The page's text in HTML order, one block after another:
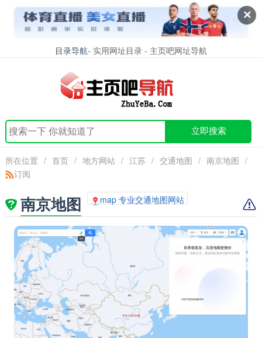
✕
目录导航- 实用网址目录 - 主页吧网址导航
立即搜索
所在位置 / 首页 / 地方网站 / 江苏 / 交通地图 / 南京地图 /
订阅
南京地图 map 专业交通地图网站